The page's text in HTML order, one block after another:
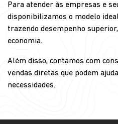
Para atender às empresas e
disponibilizamos o modelo
trazendo desempenho
economia.
Além disso, contamos com
vendas diretas que podem
necessidades.